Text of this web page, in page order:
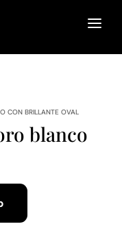
CON BRILLANTE OVAL
blanco